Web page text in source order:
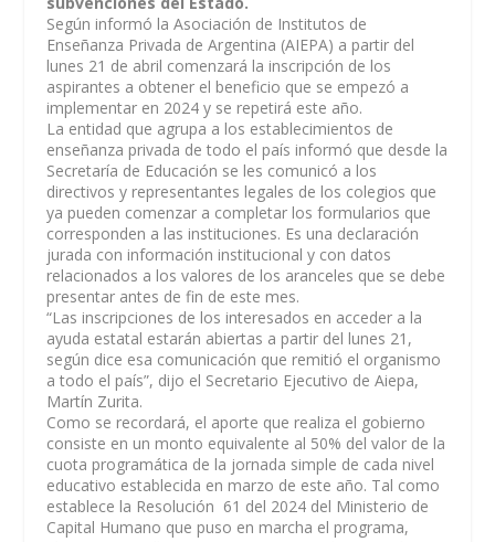
Según informó la Asociación de Institutos de
Enseñanza Privada de Argentina (AIEPA) a partir del
lunes 21 de abril comenzará la inscripción de los
aspirantes a obtener el beneficio que se empezó a
implementar en 2024 y se repetirá este año.
La entidad que agrupa a los establecimientos de
enseñanza privada de todo el país informó que desde la
Secretaría de Educación se les comunicó a los
directivos y representantes legales de los colegios que
ya pueden comenzar a completar los formularios que
corresponden a las instituciones. Es una declaración
jurada con información institucional y con datos
relacionados a los valores de los aranceles que se debe
presentar antes de fin de este mes.
“Las inscripciones de los interesados en acceder a la
ayuda estatal estarán abiertas a partir del lunes 21,
según dice esa comunicación que remitió el organismo
a todo el país”, dijo el Secretario Ejecutivo de Aiepa,
Martín Zurita.
Como se recordará, el aporte que realiza el gobierno
consiste en un monto equivalente al 50% del valor de la
cuota programática de la jornada simple de cada nivel
educativo establecida en marzo de este año. Tal como
establece la Resolución 61 del 2024 del Ministerio de
Capital Humano que puso en marcha el programa,